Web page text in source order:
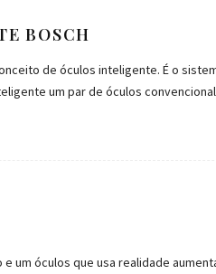
BOSCH
de óculos inteligente. É o
um par de óculos
e um óculos que usa realidade